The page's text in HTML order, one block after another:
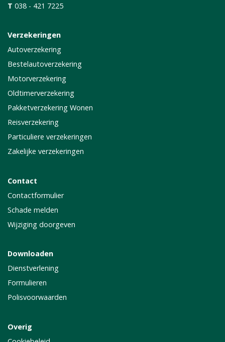
T 038 - 421 7225
Verzekeringen
Autoverzekering
Bestelautoverzekering
Motorverzekering
Oldtimerverzekering
Pakketverzekering Wonen
Reisverzekering
Particuliere verzekeringen
Zakelijke verzekeringen
Contact
Contactformulier
Schade melden
Wijziging doorgeven
Downloaden
Dienstverlening
Formulieren
Polisvoorwaarden
Overig